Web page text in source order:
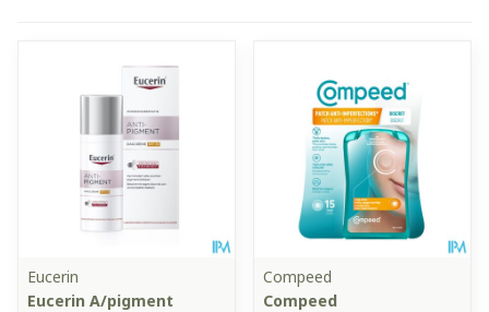
Eucerin
Eucerin A/pigment
Compeed
Compeed